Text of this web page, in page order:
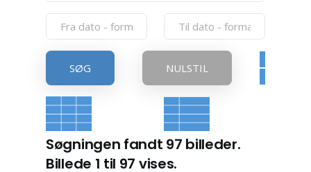
SØG NULSTIL
Søgningen fandt 97 billeder.
Billede 1 til 97 vises.